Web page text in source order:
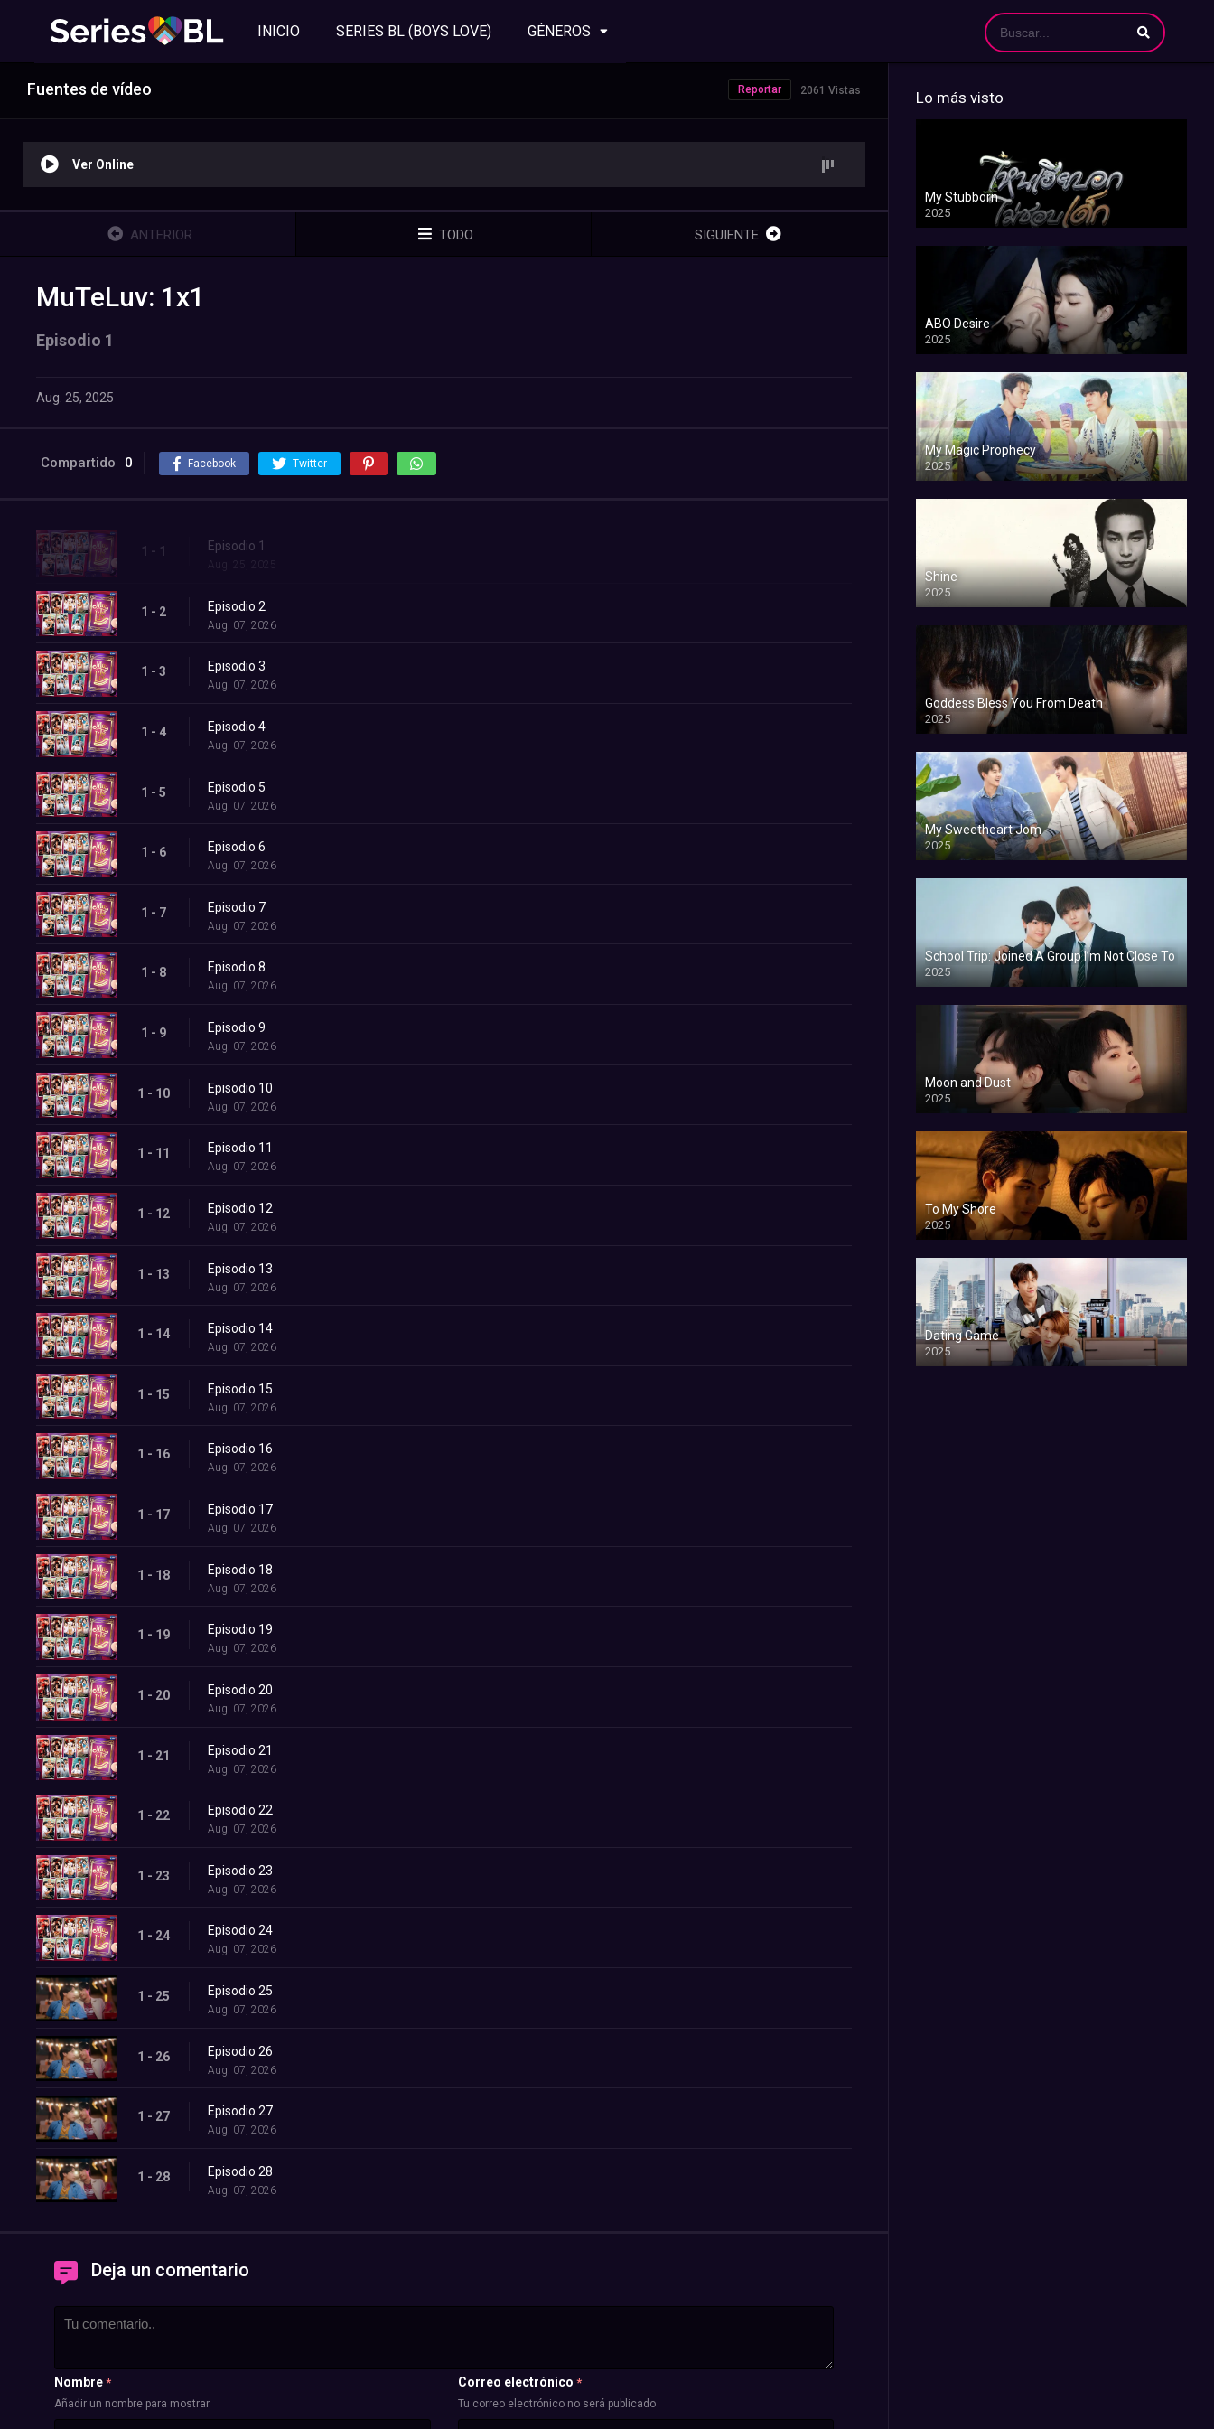
INICIO SERIES BL (BOYS LOVE) GÉNEROS
Fuentes de vídeo 2061 Vistas
Reportar
Ver Online
ANTERIOR TODO SIGUIENTE
MuTeLuv: 1x1
Episodio 1
Aug. 25, 2025
Compartido 0 Facebook Twitter
1 - 1 Episodio 1
Aug. 25, 2025
1 - 2 Episodio 2
Aug. 07, 2026
1 - 3 Episodio 3
Aug. 07, 2026
1 - 4 Episodio 4
Aug. 07, 2026
1 - 5 Episodio 5
Aug. 07, 2026
1 - 6 Episodio 6
Aug. 07, 2026
1 - 7 Episodio 7
Aug. 07, 2026
1 - 8 Episodio 8
Aug. 07, 2026
1 - 9 Episodio 9
Aug. 07, 2026
1 - 10 Episodio 10
Aug. 07, 2026
1 - 11 Episodio 11
Aug. 07, 2026
1 - 12 Episodio 12
Aug. 07, 2026
1 - 13 Episodio 13
Aug. 07, 2026
1 - 14 Episodio 14
Aug. 07, 2026
1 - 15 Episodio 15
Aug. 07, 2026
1 - 16 Episodio 16
Aug. 07, 2026
1 - 17 Episodio 17
Aug. 07, 2026
1 - 18 Episodio 18
Aug. 07, 2026
1 - 19 Episodio 19
Aug. 07, 2026
1 - 20 Episodio 20
Aug. 07, 2026
1 - 21 Episodio 21
Aug. 07, 2026
1 - 22 Episodio 22
Aug. 07, 2026
1 - 23 Episodio 23
Aug. 07, 2026
1 - 24 Episodio 24
Aug. 07, 2026
1 - 25 Episodio 25
Aug. 07, 2026
1 - 26 Episodio 26
Aug. 07, 2026
1 - 27 Episodio 27
Aug. 07, 2026
1 - 28 Episodio 28
Aug. 07, 2026
Deja un comentario
Nombre *
Añadir un nombre para mostrar
Correo electrónico *
Tu correo electrónico no será publicado
Lo más visto
My Stubborn
2025
ABO Desire
2025
My Magic Prophecy
2025
Shine
2025
Goddess Bless You From Death
2025
My Sweetheart Jom
2025
School Trip: Joined A Group I’m Not Close To
2025
Moon and Dust
2025
To My Shore
2025
Dating Game
2025